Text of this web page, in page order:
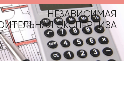
НЕЗАВИСИМАЯ
ЭКСПЕРТИЗА